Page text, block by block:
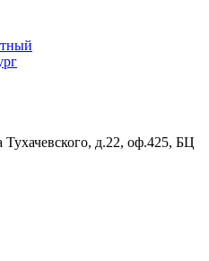
д.22, оф.425, БЦ